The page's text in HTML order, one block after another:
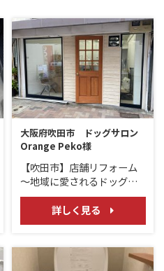
大阪府吹田市 ドッグサロン
Orange Peko様
【吹田市】店舗リフォーム
～地域に愛されるドッグサ
ロン〝Orange Pecoｵﾚﾝｼﾞﾍﾟ
詳しく見る